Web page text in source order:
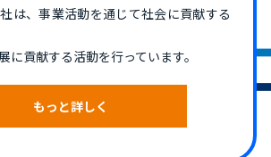
は、事業活動を通じて社会に貢献する
に貢献する活動を行っています。
もっと詳しく